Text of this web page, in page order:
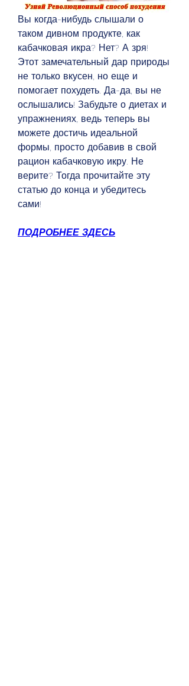
Вы когда-нибудь слышали о
таком дивном продукте, как
кабачковая икра? Нет? А зря!
Этот замечательный дар природы
не только вкусен, но еще и
помогает похудеть. Да-да, вы не
ослышались! Забудьте о диетах и
упражнениях, ведь теперь вы
можете достичь идеальной
формы, просто добавив в свой
рацион кабачковую икру. Не
верите? Тогда прочитайте эту
статью до конца и убедитесь
сами!
ПОДРОБНЕЕ ЗДЕСЬ